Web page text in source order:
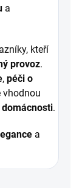
a
kteří
provoz.
, péči o
vhodnou
.
a